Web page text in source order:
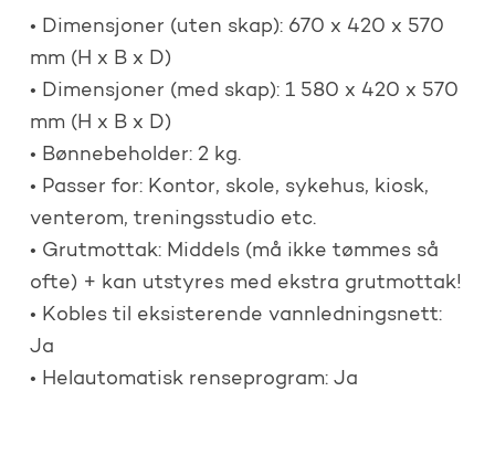
• Dimensjoner (uten skap): 670 x 420 x 570
mm (H x B x D)
• Dimensjoner (med skap): 1 580 x 420 x 570
mm (H x B x D)
• Bønnebeholder: 2 kg.
• Passer for: Kontor, skole, sykehus, kiosk,
venterom, treningsstudio etc.
• Grutmottak: Middels (må ikke tømmes så
ofte) + kan utstyres med ekstra grutmottak!
• Kobles til eksisterende vannledningsnett:
Ja
• Helautomatisk renseprogram: Ja